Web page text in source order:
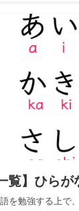
覧】ひらが
語を勉強する上で